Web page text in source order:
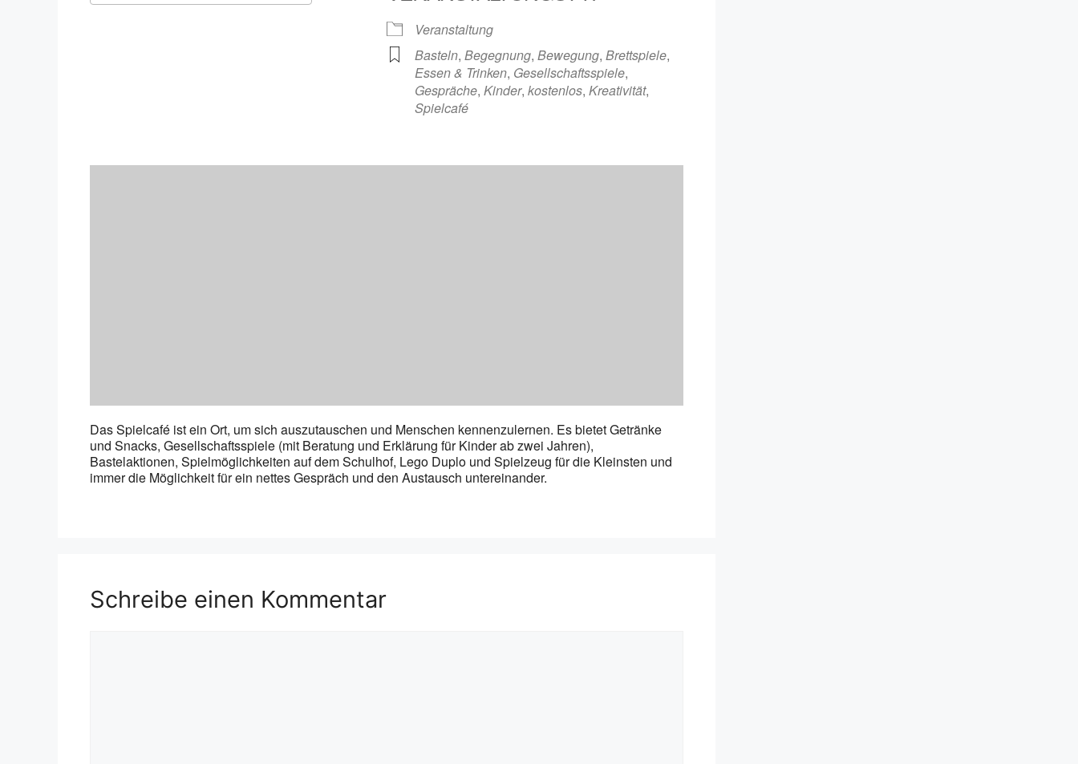
Google Kalender
Veranstaltung
Basteln, Begegnung, Bewegung, Brettspiele,
Essen & Trinken, Gesellschaftsspiele,
Gespräche, Kinder, kostenlos, Kreativität,
Spielcafé
Das Spielcafé ist ein Ort, um sich auszutauschen und Menschen kennenzulernen. Es bietet Getränke
und Snacks, Gesellschaftsspiele (mit Beratung und Erklärung für Kinder ab zwei Jahren),
Bastelaktionen, Spielmöglichkeiten auf dem Schulhof, Lego Duplo und Spielzeug für die Kleinsten und
immer die Möglichkeit für ein nettes Gespräch und den Austausch untereinander.
Schreibe einen Kommentar